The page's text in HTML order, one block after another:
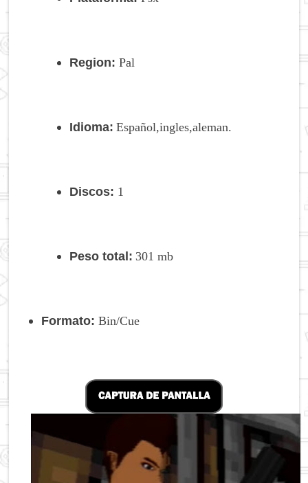
Region:Pal
Idioma: Español,ingles,aleman.
Discos: 1
Peso total: 301 mb
Formato: Bin/Cue